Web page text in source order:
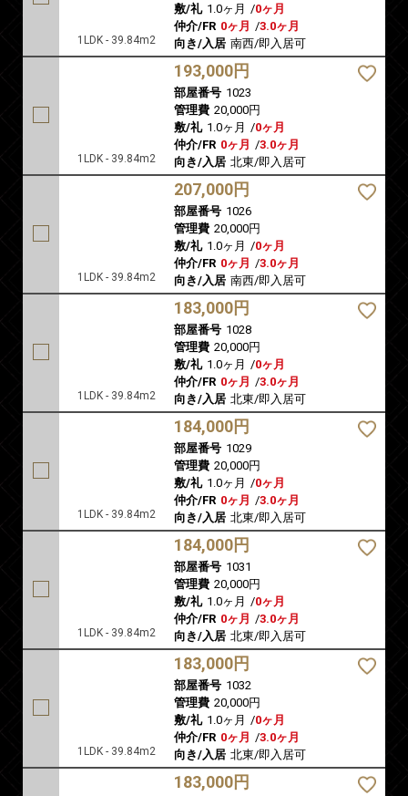
1LDK - 39.84m2
敷/礼 1.0ヶ月 /0ヶ月
仲介/FR 0ヶ月 /3.0ヶ月
向き/入居 南西/即入居可
1LDK - 39.84m2
193,000円
部屋番号 1023
管理費 20,000円
敷/礼 1.0ヶ月 /0ヶ月
仲介/FR 0ヶ月 /3.0ヶ月
向き/入居 北東/即入居可
1LDK - 39.84m2
207,000円
部屋番号 1026
管理費 20,000円
敷/礼 1.0ヶ月 /0ヶ月
仲介/FR 0ヶ月 /3.0ヶ月
向き/入居 南西/即入居可
1LDK - 39.84m2
183,000円
部屋番号 1028
管理費 20,000円
敷/礼 1.0ヶ月 /0ヶ月
仲介/FR 0ヶ月 /3.0ヶ月
向き/入居 北東/即入居可
1LDK - 39.84m2
184,000円
部屋番号 1029
管理費 20,000円
敷/礼 1.0ヶ月 /0ヶ月
仲介/FR 0ヶ月 /3.0ヶ月
向き/入居 北東/即入居可
1LDK - 39.84m2
184,000円
部屋番号 1031
管理費 20,000円
敷/礼 1.0ヶ月 /0ヶ月
仲介/FR 0ヶ月 /3.0ヶ月
向き/入居 北東/即入居可
1LDK - 39.84m2
183,000円
部屋番号 1032
管理費 20,000円
敷/礼 1.0ヶ月 /0ヶ月
仲介/FR 0ヶ月 /3.0ヶ月
向き/入居 北東/即入居可
183,000円